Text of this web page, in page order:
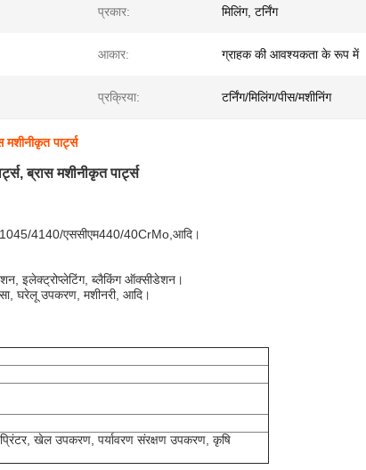
प्रकार: मिलिंग, टर्निंग
आकार: ग्राहक की आवश्यकता के रूप में
प्रक्रिया: टर्निंग/मिलिंग/पीस/मशीनिंग
मशीनीकृत पार्ट्स
ब्रास मशीनीकृत पार्ट्स
4140/एससीएम440/40CrMo,आदि।
इलेक्ट्रोप्लेटिंग, ब्लैकिंग ऑक्सीडेशन।
घरेलू उपकरण, मशीनरी, आदि।
प्रिंटर, खेल उपकरण, पर्यावरण संरक्षण उपकरण, कृषि